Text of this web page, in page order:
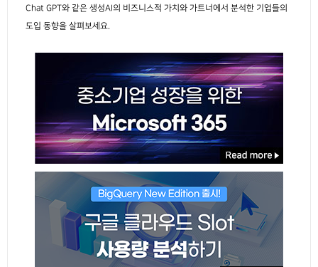
Chat GPT와 같은 생성AI의 비즈니스적 가치와 가트너에서 분석한 기업들의
도입 동향을 살펴보세요.